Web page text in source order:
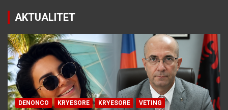
AKTUALITET
DENONCO KRYESORE KRYESORE VETING